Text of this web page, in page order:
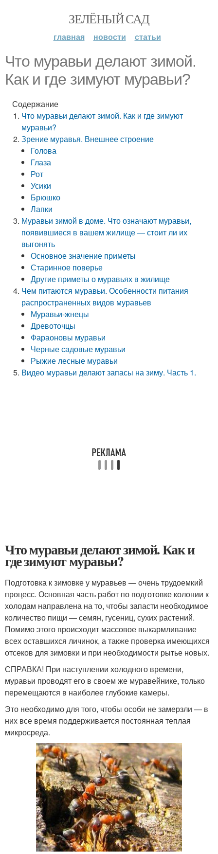
ЗЕЛЁНЫЙ САД
главная новости статьи
Что муравьи делают зимой.
Как и где зимуют муравьи?
Содержание
Что муравьи делают зимой. Как и где зимуют
муравьи?
Зрение муравья. Внешнее строение
Голова
Глаза
Рот
Усики
Брюшко
Лапки
Муравьи зимой в доме. Что означают муравьи,
появившиеся в вашем жилище — стоит ли их
выгонять
Основное значение приметы
Старинное поверье
Другие приметы о муравьях в жилище
Чем питаются муравьи. Особенности питания
распространенных видов муравьев
Муравьи-жнецы
Древоточцы
Фараоновы муравьи
Черные садовые муравьи
Рыжие лесные муравьи
Видео муравьи делают запасы на зиму. Часть 1.
Что муравьи делают зимой. Как и
где зимуют муравьи?
Подготовка к зимовке у муравьев — очень трудоемкий
процесс. Основная часть работ по подготовке колонии к
холодам направлена на то, чтобы запасти необходимое
количество пищи — семян, гусениц, сухих растений.
Помимо этого происходит массовое выкармливание
всех оставшихся личинок, а также проверка имеющихся
отсеков для зимовки и при необходимости рытье новых.
СПРАВКА! При наступлении холодного времени,
муравьи проводят его в своем же муравейнике, только
перемещаются в наиболее глубокие камеры.
Это необходимо для того, чтобы особи не замерзли — в
них все время поддерживается постоянная теплая
микросреда.